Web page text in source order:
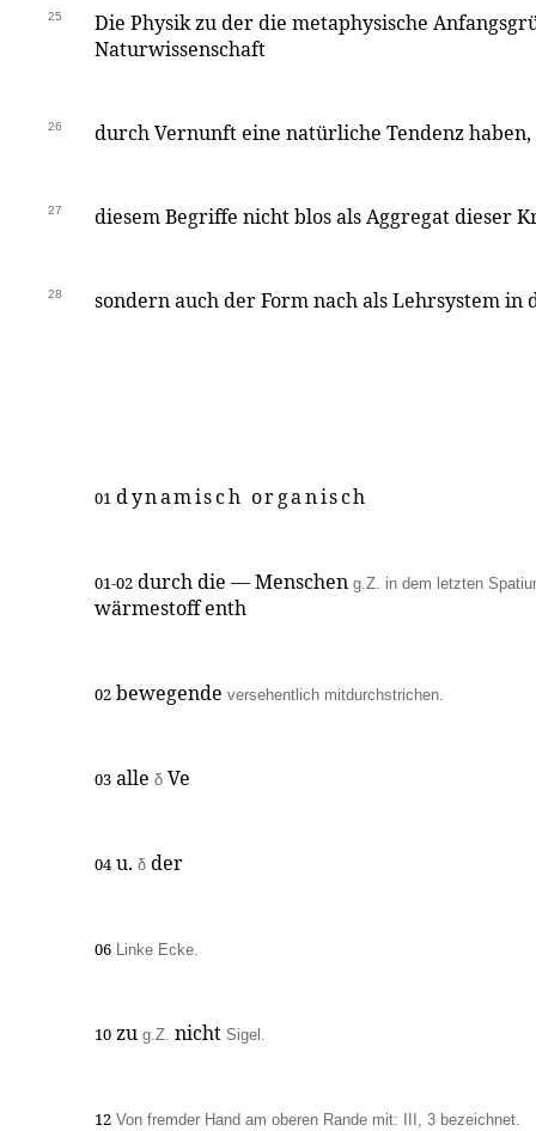
25
Die Physik zu der die metaphysische
Naturwissenschaft
26 durch Vernunft eine natürliche Tendenz
27 diesem Begriffe nicht blos als Aggregat dieser
28 sondern auch der Form nach als Lehrsystem in
01 dynamisch organisch
01-02 durch die — Menschen g.Z. in dem letzten
wärmestoff enth
02 bewegende versehentlich mitdurchstrichen.
03 alle δ Ve
04 u. δ der
06 Linke Ecke.
10 zu g.Z. nicht Sigel.
12 Von fremder Hand am oberen Rande mit: III, 3 bezeichnet.